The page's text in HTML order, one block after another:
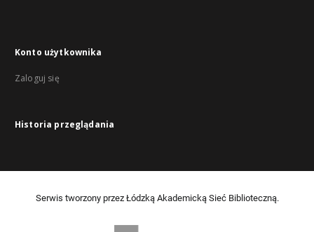
Konto użytkownika
Zaloguj się
Historia przeglądania
Serwis tworzony przez Łódzką Akademicką Sieć Biblioteczną.